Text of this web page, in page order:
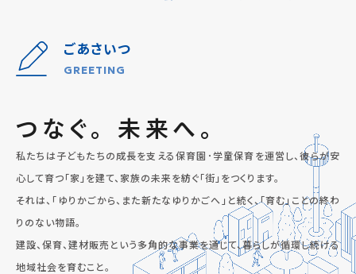
ごあさいつ
GREETING
つなぐ。 未来へ。
私たちは子どもたちの成長を支える保育園･学童保育を運営し、彼らが安
心して育つ「家」を建て、家族の未来を紡ぐ「街」をつくります。
それは、「ゆりかごから、また新たなゆりかごへ」と続く、「育む」ことの終わ
りのない物語。
建設、保育、建材販売という多角的な事業を通じて、暮らしが循環し続ける
地域社会を育むこと。